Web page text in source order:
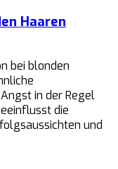
Haaren
bei blonden
in der Regel
die
und